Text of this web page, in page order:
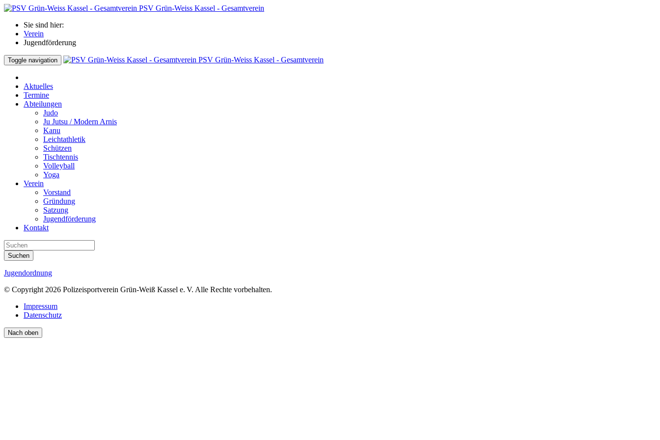
PSV Grün-Weiss Kassel - Gesamtverein
Sie sind hier:
Verein
Jugendförderung
Toggle navigation PSV Grün-Weiss Kassel - Gesamtverein
Aktuelles
Termine
Abteilungen
Judo
Ju Jutsu / Modern Arnis
Kanu
Leichtathletik
Schützen
Tischtennis
Volleyball
Yoga
Verein
Vorstand
Gründung
Satzung
Jugendförderung
Kontakt
Suchen
Jugendordnung
© Copyright 2026 Polizeisportverein Grün-Weiß Kassel e. V. Alle Rechte vorbehalten.
Impressum
Datenschutz
Nach oben